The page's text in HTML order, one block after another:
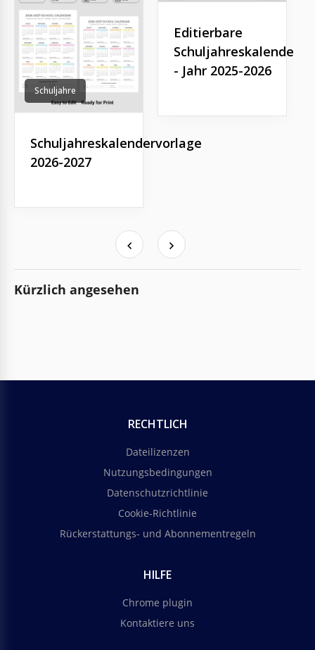
Schuljahre
Schuljahreskalendervorlage
2026-2027
Editierbare
- Jahr 2025-2026
Kürzlich angesehen
RECHTLICH
Dateilizenzen
Nutzungsbedingungen
Datenschutzrichtlinie
Cookie-Richtlinie
Rückerstattungs- und Abonnementregeln
HILFE
Chrome plugin
Kontaktiere uns